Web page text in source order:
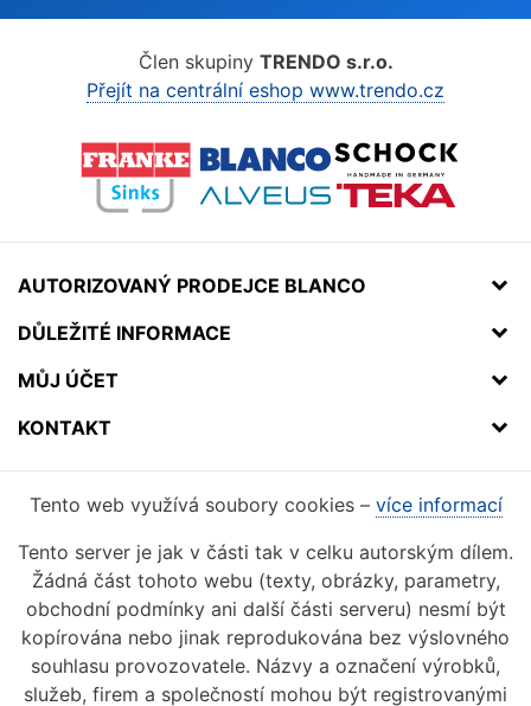
Člen skupiny TRENDO s.r.o.
Přejít na centrální eshop www.trendo.cz
AUTORIZOVANÝ PRODEJCE BLANCO
DŮLEŽITÉ INFORMACE
MŮJ ÚČET
KONTAKT
Tento web využívá soubory cookies – více informací
Tento server je jak v části tak v celku autorským dílem.
Žádná část tohoto webu (texty, obrázky, parametry,
obchodní podmínky ani další části serveru) nesmí být
kopírována nebo jinak reprodukována bez výslovného
souhlasu provozovatele. Názvy a označení výrobků,
služeb, firem a společností mohou být registrovanými